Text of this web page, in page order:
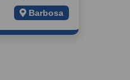
Barbosa